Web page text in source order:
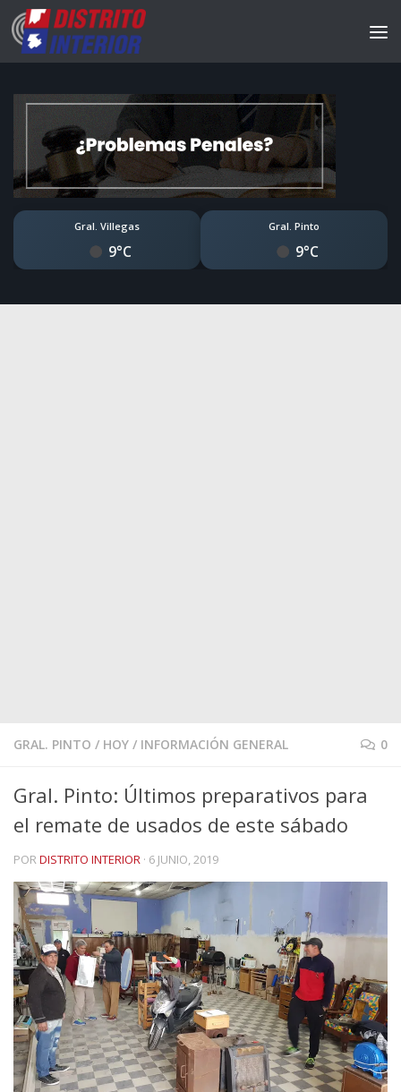
Gral. Villegas
9°C
Gral. Pinto
9°C
GRAL. PINTO / HOY / INFORMACIÓN GENERAL 0
Gral. Pinto: Últimos preparativos para
el remate de usados de este sábado
PORDISTRITO INTERIOR · 6 JUNIO, 2019